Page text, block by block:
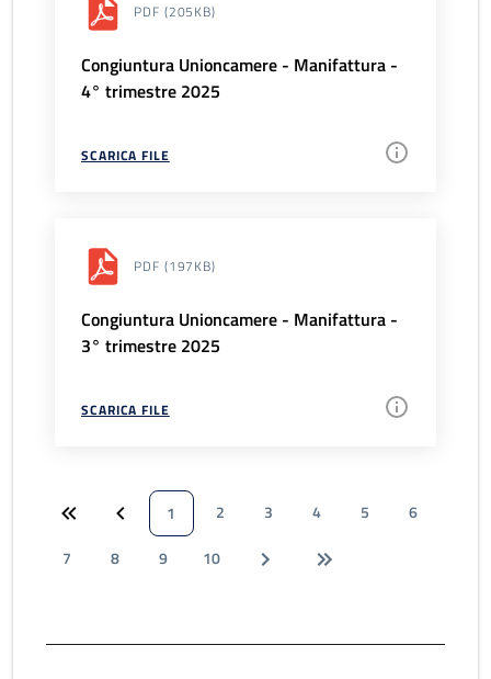
PDF (205KB)
Congiuntura Unioncamere - Manifattura -
4° trimestre 2025
SCARICA FILE
PDF (197KB)
Congiuntura Unioncamere - Manifattura -
3° trimestre 2025
SCARICA FILE
1 2 3 4 5
6
7
8 9 10